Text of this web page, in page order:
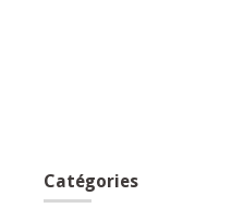
Catégories